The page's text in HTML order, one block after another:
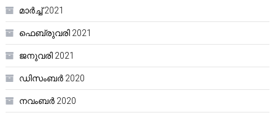
മാർച്ച്‌ 2021
ഫെബ്രുവരി 2021
ജനുവരി 2021
ഡിസംബർ 2020
നവംബർ 2020